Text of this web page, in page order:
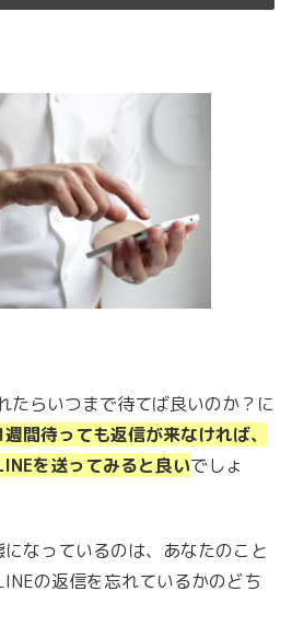
たらいつまで待てば良いのか？に
週間待っても返信が来なければ、
を送ってみると良いでしょ
なっているのは、あなたのこと
の返信を忘れているかのどち